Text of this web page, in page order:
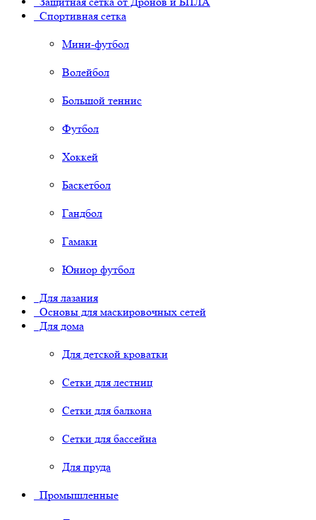
Спортивная сетка
Мини-футбол
Волейбол
Большой теннис
Футбол
Хоккей
Баскетбол
Гандбол
Гамаки
Юниор футбол
Для лазания
Основы для маскировочных сетей
Для дома
Для детской кроватки
Сетки для лестниц
Сетки для балкона
Сетки для бассейна
Для пруда
Промышленные